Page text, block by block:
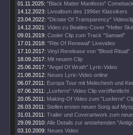
01.11.2025: "Black Matter Manifesto"
14.12.2023: Livealbum des 1996er Klassikers
23.04.2022: "Dictate Of Transparency"
14.12.2021: Video zu Beatles-Cover "Helter
09.01.2019: Cooler Clip zum Track "Samael"
17.01.2018: "Rite Of Renewal" Livevideo
17.10.2017: Vinyl Rerelease von "Blood Ritual"
18.09.2017: Mit neuem Clip
25.06.2017: "Angel Of Wrath" Lyric-Video
21.08.2012: Neues Lyric-Video online
06.07.2011: Europa Tour mit Melechesh und
07.06.2011:
„Luxferre“ Video Clip veröffentlicht
20.05.2011: Making-Of Video zum "Luxferre"
26.03.2011: Stellen ersten neuen Song auf
31.01.2011: Trailer und Coverartwork zum
29.09.2010: Alle Details zur anstehenden
03.10.2009: Neues Video